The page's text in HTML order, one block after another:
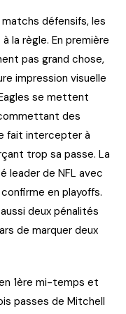
défensifs, les
la règle. En première
pas grand chose,
impression visuelle
se mettent
des
fait intercepter à
trop sa passe. La
leader de NFL avec
en playoffs.
deux pénalités
de marquer deux
1ère mi-temps et
passes de Mitchell